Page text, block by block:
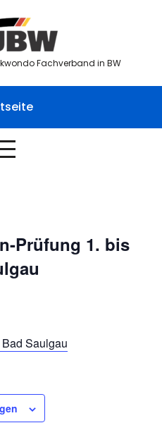
Fachverband in BW
Prüfung 1. bis
Saulgau